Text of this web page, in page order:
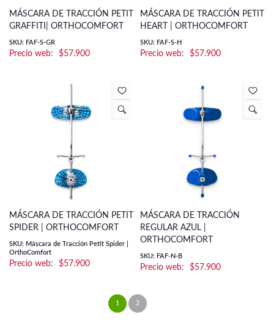
MÁSCARA DE TRACCIÓN PETIT
GRAFFITI| ORTHOCOMFORT
SKU: FAF-S-GR
$57.900
MÁSCARA DE TRACCIÓN PETIT
HEART | ORTHOCOMFORT
SKU: FAF-S-H
$57.900
MÁSCARA DE TRACCIÓN PETIT
SPIDER | ORTHOCOMFORT
SKU: Máscara de Tracción Petit Spider |
OrthoComfort
$57.900
MÁSCARA DE TRACCIÓN
REGULAR AZUL |
ORTHOCOMFORT
SKU: FAF-N-B
$57.900
1 2